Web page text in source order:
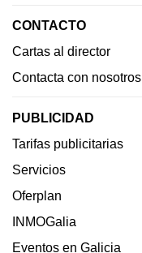
CONTACTO
Cartas al director
Contacta con nosotros
PUBLICIDAD
Tarifas publicitarias
Servicios
Oferplan
INMOGalia
Eventos en Galicia